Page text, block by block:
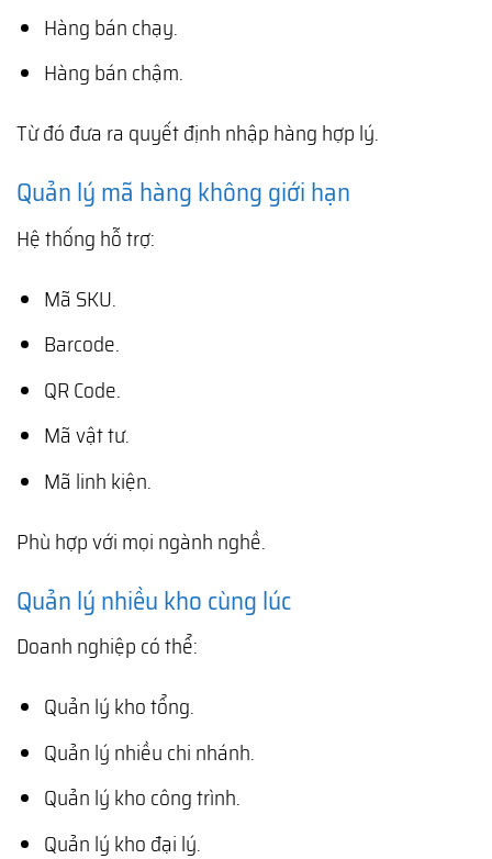
Hàng bán chạy.
Hàng bán chậm.
Từ đó đưa ra quyết định nhập hàng hợp lý.
Quản lý mã hàng không giới hạn
Hệ thống hỗ trợ:
Mã SKU.
Barcode.
QR Code.
Mã vật tư.
Mã linh kiện.
Phù hợp với mọi ngành nghề.
Quản lý nhiều kho cùng lúc
Doanh nghiệp có thể:
Quản lý kho tổng.
Quản lý nhiều chi nhánh.
Quản lý kho công trình.
Quản lý kho đại lý.